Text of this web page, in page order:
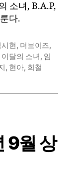
소녀, B.A.P,
다.
현, 더보이즈,
이달의 소녀, 임
, 현아, 희철
9월 상